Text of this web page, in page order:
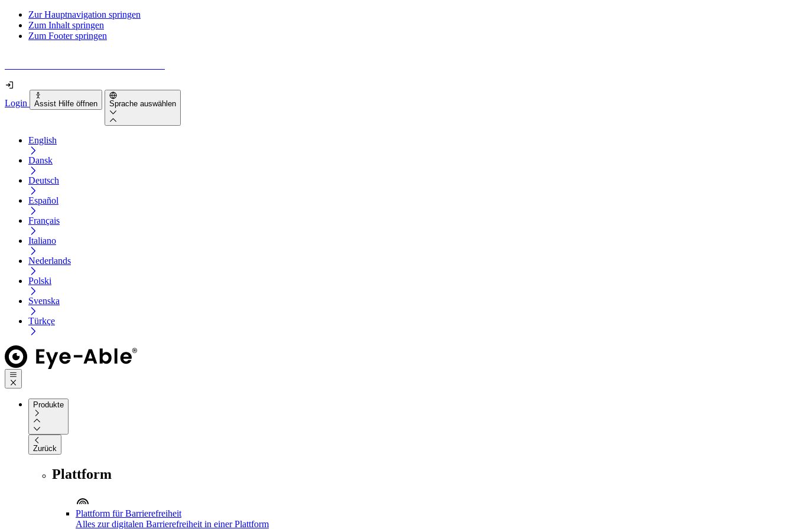
Zur Hauptnavigation springen
Zum Inhalt springen
Zum Footer springen
Login Assist Hilfe öffnen Sprache auswählen
English
Dansk
Deutsch
Español
Français
Italiano
Nederlands
Polski
Svenska
Türkçe
Produkte
Zurück
Plattform
Plattform für Barrierefreiheit
Alles zur digitalen Barrierefreiheit in einer Plattform